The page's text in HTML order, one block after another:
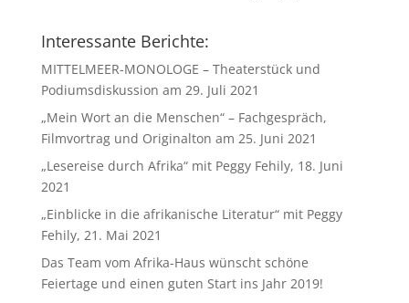
Interessante Berichte:
MITTELMEER-MONOLOGE – Theaterstück und
Podiumsdiskussion am 29. Juli 2021
„Mein Wort an die Menschen“ – Fachgespräch,
Filmvortrag und Originalton am 25. Juni 2021
„Lesereise durch Afrika“ mit Peggy Fehily, 18. Juni
2021
„Einblicke in die afrikanische Literatur“ mit Peggy
Fehily, 21. Mai 2021
Das Team vom Afrika-Haus wünscht schöne
Feiertage und einen guten Start ins Jahr 2019!